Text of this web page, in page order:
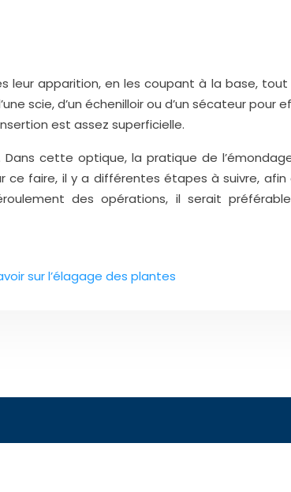
leur apparition, en les coupant à la base,
scie, d’un échenilloir ou d’un sécateur pour
est assez superficielle.
cette optique, la pratique de
faire, il y a différentes étapes à suivre,
des opérations, il serait
sur l’élagage des plantes